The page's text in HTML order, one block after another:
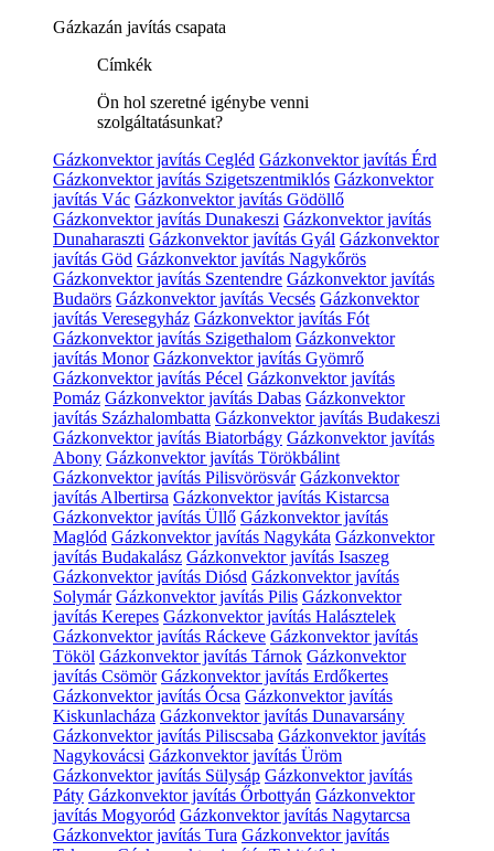
Gázkazán javítás csapata
Címkék
Ön hol szeretné igénybe venni
szolgáltatásunkat?
Gázkonvektor javítás Cegléd Gázkonvektor javítás Érd
Gázkonvektor javítás Szigetszentmiklós Gázkonvektor
javítás Vác Gázkonvektor javítás Gödöllő
Gázkonvektor javítás Dunakeszi Gázkonvektor javítás
Dunaharaszti Gázkonvektor javítás Gyál Gázkonvektor
javítás Göd Gázkonvektor javítás Nagykőrös
Gázkonvektor javítás Szentendre Gázkonvektor javítás
Budaörs Gázkonvektor javítás Vecsés Gázkonvektor
javítás Veresegyház Gázkonvektor javítás Fót
Gázkonvektor javítás Szigethalom Gázkonvektor
javítás Monor Gázkonvektor javítás Gyömrő
Gázkonvektor javítás Pécel Gázkonvektor javítás
Pomáz Gázkonvektor javítás Dabas Gázkonvektor
javítás Százhalombatta Gázkonvektor javítás Budakeszi
Gázkonvektor javítás Biatorbágy Gázkonvektor javítás
Abony Gázkonvektor javítás Törökbálint
Gázkonvektor javítás Pilisvörösvár Gázkonvektor
javítás Albertirsa Gázkonvektor javítás Kistarcsa
Gázkonvektor javítás Üllő Gázkonvektor javítás
Maglód Gázkonvektor javítás Nagykáta Gázkonvektor
javítás Budakalász Gázkonvektor javítás Isaszeg
Gázkonvektor javítás Diósd Gázkonvektor javítás
Solymár Gázkonvektor javítás Pilis Gázkonvektor
javítás Kerepes Gázkonvektor javítás Halásztelek
Gázkonvektor javítás Ráckeve Gázkonvektor javítás
Tököl Gázkonvektor javítás Tárnok Gázkonvektor
javítás Csömör Gázkonvektor javítás Erdőkertes
Gázkonvektor javítás Ócsa Gázkonvektor javítás
Kiskunlacháza Gázkonvektor javítás Dunavarsány
Gázkonvektor javítás Piliscsaba Gázkonvektor javítás
Nagykovácsi Gázkonvektor javítás Üröm
Gázkonvektor javítás Sülysáp Gázkonvektor javítás
Páty Gázkonvektor javítás Őrbottyán Gázkonvektor
javítás Mogyoród Gázkonvektor javítás Nagytarcsa
Gázkonvektor javítás Tura Gázkonvektor javítás